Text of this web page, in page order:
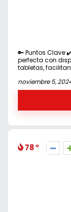
🔑 Puntos
perfecta con
tabletas,
noviembre 5,
78